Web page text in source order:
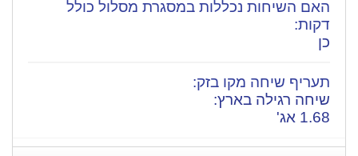
כן
שיחה רגילה בארץ:
1.68 אג'